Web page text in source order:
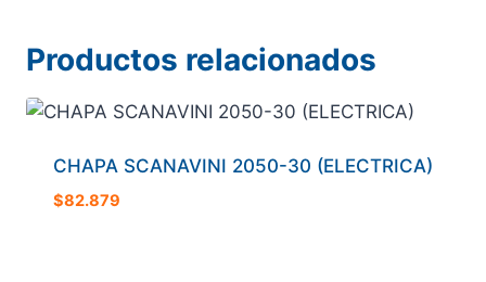
Productos relacionados
CHAPA SCANAVINI 2050-30 (ELECTRICA)
$82.879